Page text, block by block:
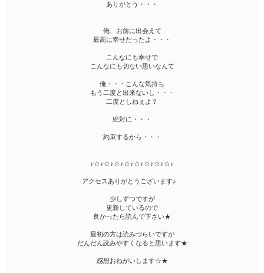
ありがとう・・・
俺、お前に出会えて
最高に幸せだったよ・・・
こんなにも幸せで
こんなにも切ない思いなんて
俺・・・こんな気持ち
もう二度と出来ないし・・・
二度としねぇよ？
絶対に・・・
約束するから・・・
♪☆♪☆♪☆♪☆♪☆♪☆♪☆♪☆♪
アクセスありがとうございます♪
少しずつですが
更新しているので
良かったら読んで下さい★
最初の方は読みづらいですが
だんだん読みやすくなると思います★
感想おねがいします☆★